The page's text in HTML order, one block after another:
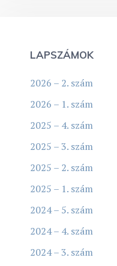
LAPSZÁMOK
2026 – 2. szám
2026 – 1. szám
2025 – 4. szám
2025 – 3. szám
2025 – 2. szám
2025 – 1. szám
2024 – 5. szám
2024 – 4. szám
2024 – 3. szám